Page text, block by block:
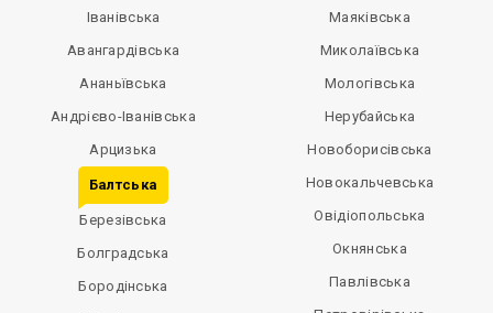
Іванівська
Авангардівська
Ананьївська
Андрієво-Іванівська
Арцизька
Балтська
Березівська
Болградська
Бородінська
Маяківська
Миколаївська
Мологівська
Нерубайська
Новоборисівська
Новокальчевська
Овідіопольська
Окнянська
Павлівська